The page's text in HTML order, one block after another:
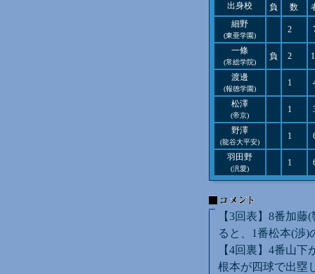
出身校
負
数
細野
(東亜学園)
2
一條
(常総学院)
負 2
渡邊
(報徳学園)
1
松澤
(帝京)
1
野澤
(龍谷大平安)
1
羽田野
(汎愛)
1
【3回表】8番加
ると、1番松本(渉)
【4回裏】4番山
根本が四球で出塁